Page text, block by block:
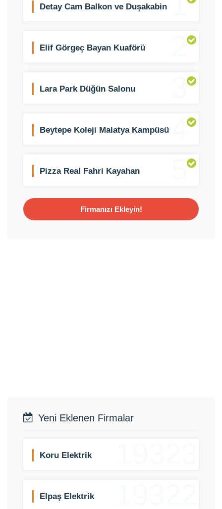
Detay Cam Balkon ve Duşakabin
2
Elif Görgeç Bayan Kuaförü
3
Lara Park Düğün Salonu
4
Beytepe Koleji Malatya Kampüsü
5
Pizza Real Fahri Kayahan
Firmanızı Ekleyin!
Yeni Eklenen Firmalar
Koru Elektrik
Elpaş Elektrik